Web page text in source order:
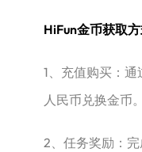
HiFun金币获取
1、充值购买：
人民币兑换金币。
2、任务奖励：